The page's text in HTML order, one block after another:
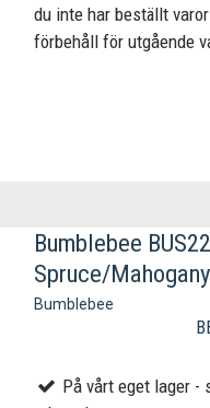
du inte har beställt
förbehåll för utgående
Bumblebee
Spruce/Mahogany
Bumblebee
På vårt eget lager -